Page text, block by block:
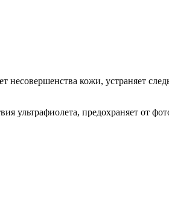
несовершенства кожи, устраняет
ультрафиолета, предохраняет от